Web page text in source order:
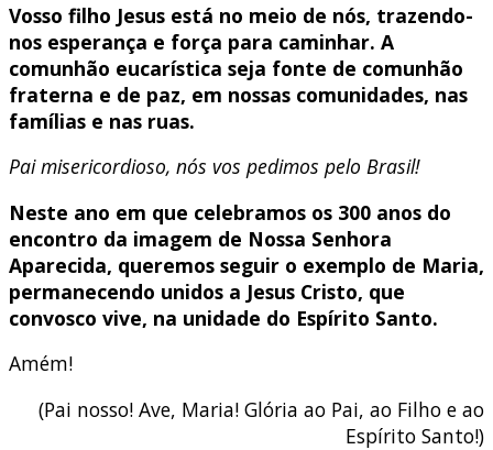
Vosso filho Jesus está no meio de nós, trazendo-
nos esperança e força para caminhar. A
comunhão eucarística seja fonte de comunhão
fraterna e de paz, em nossas comunidades, nas
famílias e nas ruas.
Pai misericordioso, nós vos pedimos pelo Brasil!
Neste ano em que celebramos os 300 anos do
encontro da imagem de Nossa Senhora
Aparecida, queremos seguir o exemplo de Maria,
permanecendo unidos a Jesus Cristo, que
convosco vive, na unidade do Espírito Santo.
Amém!
(Pai nosso! Ave, Maria! Glória ao Pai, ao Filho e ao
Espírito Santo!)